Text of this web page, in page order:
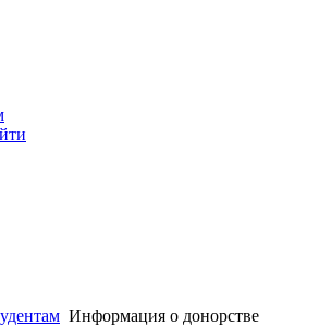
Информация о донорстве